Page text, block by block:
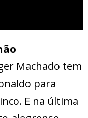
Machado tem
para
E na última